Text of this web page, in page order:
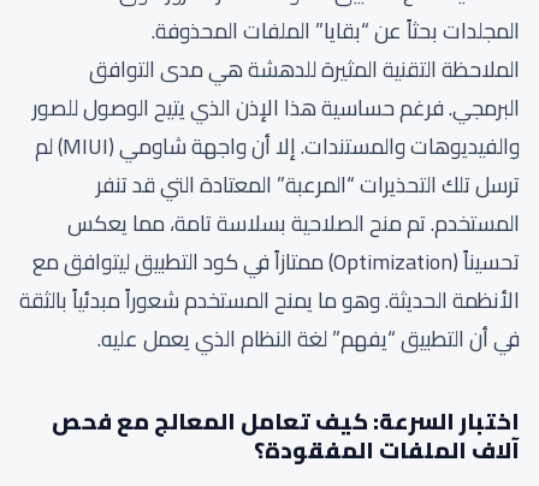
المجلدات بحثاً عن “بقايا” الملفات المحذوفة.
الملاحظة التقنية المثيرة للدهشة هي مدى التوافق
البرمجي. فرغم حساسية هذا الإذن الذي يتيح الوصول للصور
والفيديوهات والمستندات. إلا أن واجهة شاومي (MIUI) لم
ترسل تلك التحذيرات “المرعبة” المعتادة التي قد تنفر
المستخدم. تم منح الصلاحية بسلاسة تامة، مما يعكس
تحسيناً (Optimization) ممتازاً في كود التطبيق ليتوافق مع
الأنظمة الحديثة. وهو ما يمنح المستخدم شعوراً مبدئياً بالثقة
في أن التطبيق “يفهم” لغة النظام الذي يعمل عليه.
اختبار السرعة: كيف تعامل المعالج مع فحص
آلاف الملفات المفقودة؟